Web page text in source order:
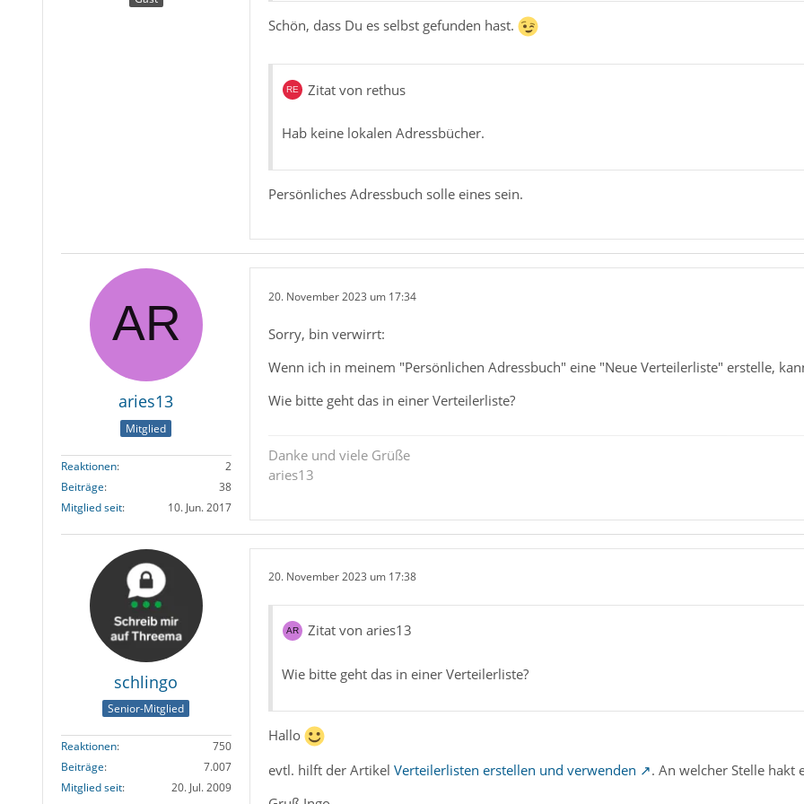
Schön, dass Du es selbst gefunden hast.
Zitat von rethus
Hab keine lokalen Adressbücher.
Persönliches Adressbuch solle eines sein.
aries13
Mitglied
Reaktionen
2
Beiträge
38
Mitglied seit
10. Jun. 2017
20. November 2023 um 17:34
Sorry, bin verwirrt:
Wenn ich in meinem "Persönlichen Adressbuch" eine "Neue Verteilerliste" erstelle,
Wie bitte geht das in einer Verteilerliste?
Danke und viele Grüße
aries13
schlingo
Senior-Mitglied
Reaktionen
750
Beiträge
7.007
Mitglied seit
20. Jul. 2009
20. November 2023 um 17:38
Zitat von aries13
Wie bitte geht das in einer Verteilerliste?
Hallo
evtl. hilft der Artikel Verteilerlisten erstellen und verwenden
. An welcher Stelle hakt